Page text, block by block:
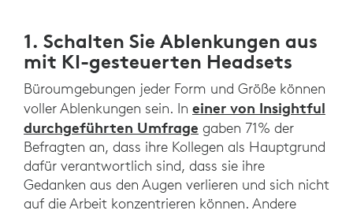
1. Schalten Sie Ablenkungen aus
mit KI-gesteuerten Headsets
Büroumgebungen jeder Form und Größe können
voller Ablenkungen sein. In einer von Insightful
durchgeführten Umfrage gaben 71% der
Befragten an, dass ihre Kollegen als Hauptgrund
dafür verantwortlich sind, dass sie ihre
Gedanken aus den Augen verlieren und sich nicht
auf die Arbeit konzentrieren können. Andere